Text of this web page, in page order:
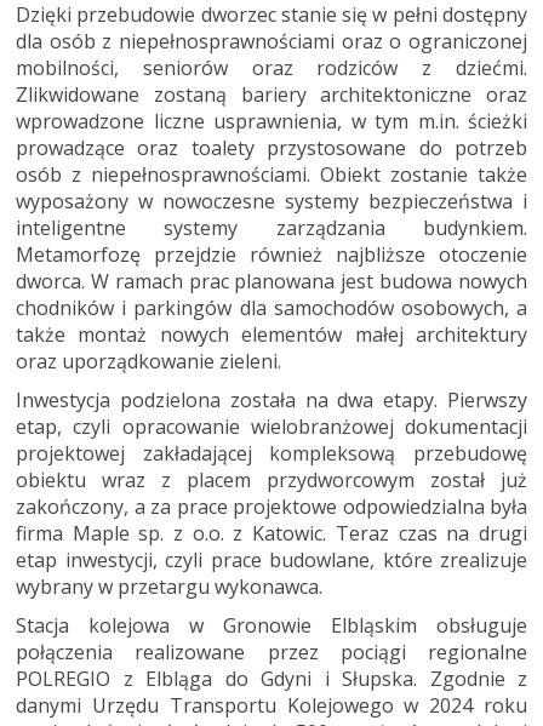
Dzięki przebudowie dworzec stanie się w pełni dostępny
dla osób z niepełnosprawnościami oraz o ograniczonej
mobilności, seniorów oraz rodziców z dziećmi.
Zlikwidowane zostaną bariery architektoniczne oraz
wprowadzone liczne usprawnienia, w tym m.in. ścieżki
prowadzące oraz toalety przystosowane do potrzeb
osób z niepełnosprawnościami. Obiekt zostanie także
wyposażony w nowoczesne systemy bezpieczeństwa i
inteligentne systemy zarządzania budynkiem.
Metamorfozę przejdzie również najbliższe otoczenie
dworca. W ramach prac planowana jest budowa nowych
chodników i parkingów dla samochodów osobowych, a
także montaż nowych elementów małej architektury
oraz uporządkowanie zieleni.
Inwestycja podzielona została na dwa etapy. Pierwszy
etap, czyli opracowanie wielobranżowej dokumentacji
projektowej zakładającej kompleksową przebudowę
obiektu wraz z placem przydworcowym został już
zakończony, a za prace projektowe odpowiedzialna była
firma Maple sp. z o.o. z Katowic. Teraz czas na drugi
etap inwestycji, czyli prace budowlane, które zrealizuje
wybrany w przetargu wykonawca.
Stacja kolejowa w Gronowie Elbląskim obsługuje
połączenia realizowane przez pociągi regionalne
POLREGIO z Elbląga do Gdyni i Słupska. Zgodnie z
danymi Urzędu Transportu Kolejowego w 2024 roku